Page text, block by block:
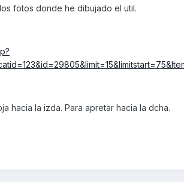
fotos donde he dibujado el util.
hacia la izda. Para apretar hacia la dcha.